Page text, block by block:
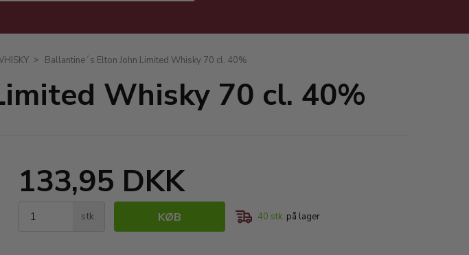
Ballantine´s Elton John Limited Whisky 70 cl. 40%
Whisky 70 cl. 40%
133,95 DKK
stk. KØB 40 stk. på lager